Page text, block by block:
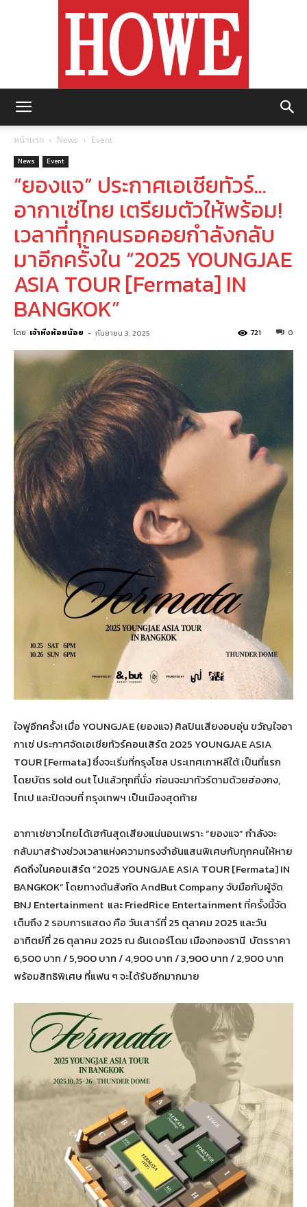
หน้าแรก News Event
News Event
“ยองแจ” ประกาศเอเชียทัวร์…
อากาเซ่ไทย เตรียมตัวให้พร้อม!
เวลาที่ทุกคนรอคอยกำลังกลับ
มาอีกครั้งใน “2025 YOUNGJAE
ASIA TOUR [Fermata] IN
BANGKOK”
โดย เจ้าหิ่งห้อยน้อย - กันยายน 3, 2025 0
721
ใจฟูอีกครั้ง! เมื่อ YOUNGJAE (ยองแจ) ศิลปินเสียงอบอุ่น ขวัญใจอา
กาเซ่ ประกาศจัดเอเชียทัวร์คอนเสิร์ต 2025 YOUNGJAE ASIA
TOUR [Fermata] ซึ่งจะเริ่มที่กรุงโซล ประเทศเกาหลีใต้ เป็นที่แรก
โดยบัตร sold out ไปแล้วทุกที่นั่ง ก่อนจะมาทัวร์ตามด้วยฮ่องกง,
ไทเป และปิดจบที่ กรุงเทพฯ เป็นเมืองสุดท้าย
อากาเซ่ชาวไทยได้เฮกันสุดเสียงแน่นอนเพราะ “ยองแจ” กำลังจะ
กลับมาสร้างช่วงเวลาแห่งความทรงจำอันแสนพิเศษกับทุกคนให้หาย
คิดถึงในคอนเสิร์ต “2025 YOUNGJAE ASIA TOUR [Fermata] IN
BANGKOK” โดยทางต้นสังกัด AndBut Company จับมือกับผู้จัด
BNJ Entertainment และ FriedRice Entertainment ที่ครั้งนี้จัด
เต็มถึง 2 รอบการแสดง คือ วันเสาร์ที่ 25 ตุลาคม 2025 และวัน
อาทิตย์ที่ 26 ตุลาคม 2025 ณ ธันเดอร์โดม เมืองทองธานี บัตรราคา
6,500 บาท / 5,900 บาท / 4,900 บาท / 3,900 บาท / 2,900 บาท
พร้อมสิทธิพิเศษ ที่แฟน ๆ จะได้รับอีกมากมาย